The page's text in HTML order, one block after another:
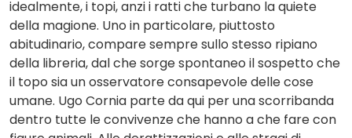
idealmente, i topi, anzi i ratti che turbano la quiete
della magione. Uno in particolare, piuttosto
abitudinario, compare sempre sullo stesso ripiano
della libreria, dal che sorge spontaneo il sospetto che
il topo sia un osservatore consapevole delle cose
umane. Ugo Cornia parte da qui per una scorribanda
dentro tutte le convivenze che hanno a che fare con